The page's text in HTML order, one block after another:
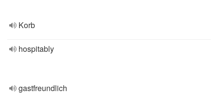
Korb
hospitably
gastfreundlich